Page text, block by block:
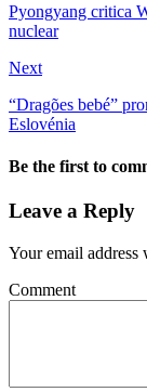
Pyongyang critica
nuclear
Next
“Dragões bebé”
Eslovénia
Be the first to
Leave a Reply
Your email
Comment